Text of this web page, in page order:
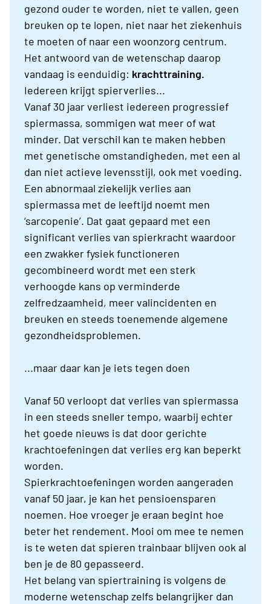
gezond ouder te worden, niet te vallen, geen
breuken op te lopen, niet naar het ziekenhuis
te moeten of naar een woonzorg centrum.
Het antwoord van de wetenschap daarop
vandaag is eenduidig: krachttraining.
Iedereen krijgt spierverlies...
Vanaf 30 jaar verliest iedereen progressief
spiermassa, sommigen wat meer of wat
minder. Dat verschil kan te maken hebben
met genetische omstandigheden, met een al
dan niet actieve levensstijl, ook met voeding.
Een abnormaal ziekelijk verlies aan
spiermassa met de leeftijd noemt men
‘sarcopenie’. Dat gaat gepaard met een
significant verlies van spierkracht waardoor
een zwakker fysiek functioneren
gecombineerd wordt met een sterk
verhoogde kans op verminderde
zelfredzaamheid, meer valincidenten en
breuken en steeds toenemende algemene
gezondheidsproblemen.
...maar daar kan je iets tegen doen
Vanaf 50 verloopt dat verlies van spiermassa
in een steeds sneller tempo, waarbij echter
het goede nieuws is dat door gerichte
krachtoefeningen dat verlies erg kan beperkt
worden.
Spierkrachtoefeningen worden aangeraden
vanaf 50 jaar, je kan het pensioensparen
noemen. Hoe vroeger je eraan begint hoe
beter het rendement. Mooi om mee te nemen
is te weten dat spieren trainbaar blijven ook al
ben je de 80 gepasseerd.
Het belang van spiertraining is volgens de
moderne wetenschap zelfs belangrijker dan